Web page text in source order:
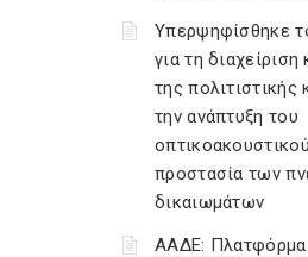
Υπερψηφίσθηκε
για τη διαχείριση
της πολιτιστικής
την ανάπτυξη του
προστασία των
δικαιωμάτων
ΑΑΔΕ: Πλατφόρμα